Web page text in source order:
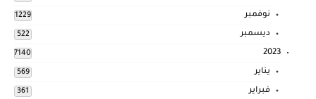
نوفمبر 1229
ديسمبر 522
2023
7140
يناير 569
فبراير 361